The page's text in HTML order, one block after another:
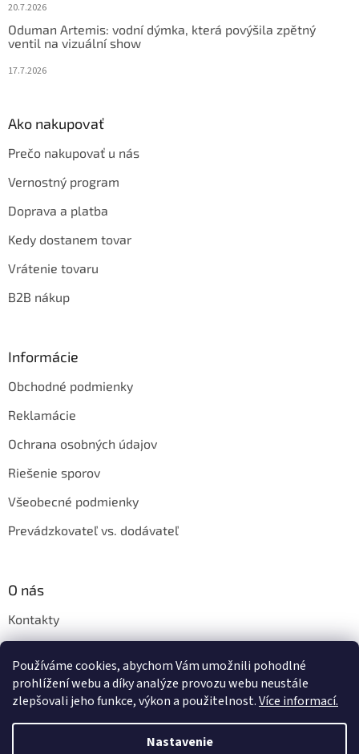
Používáme cookies, abychom Vám umožnili pohodlné
prohlížení webu a díky analýze provozu webu neustále
zlepšovali jeho funkce, výkon a použitelnost.Více informací.
Nastavenie
20.7.2026
Oduman Artemis: vodní dýmka, která povýšila zpětný
ventil na vizuální show
17.7.2026
Ako nakupovať
Prečo nakupovať u nás
Vernostný program
Doprava a platba
Kedy dostanem tovar
Vrátenie tovaru
B2B nákup
Informácie
Obchodné podmienky
Reklamácie
Ochrana osobných údajov
Riešenie sporov
Všeobecné podmienky
Prevádzkovateľ vs. dodávateľ
O nás
Kontakty
Napíšte nám
Vytvoril Shoptet